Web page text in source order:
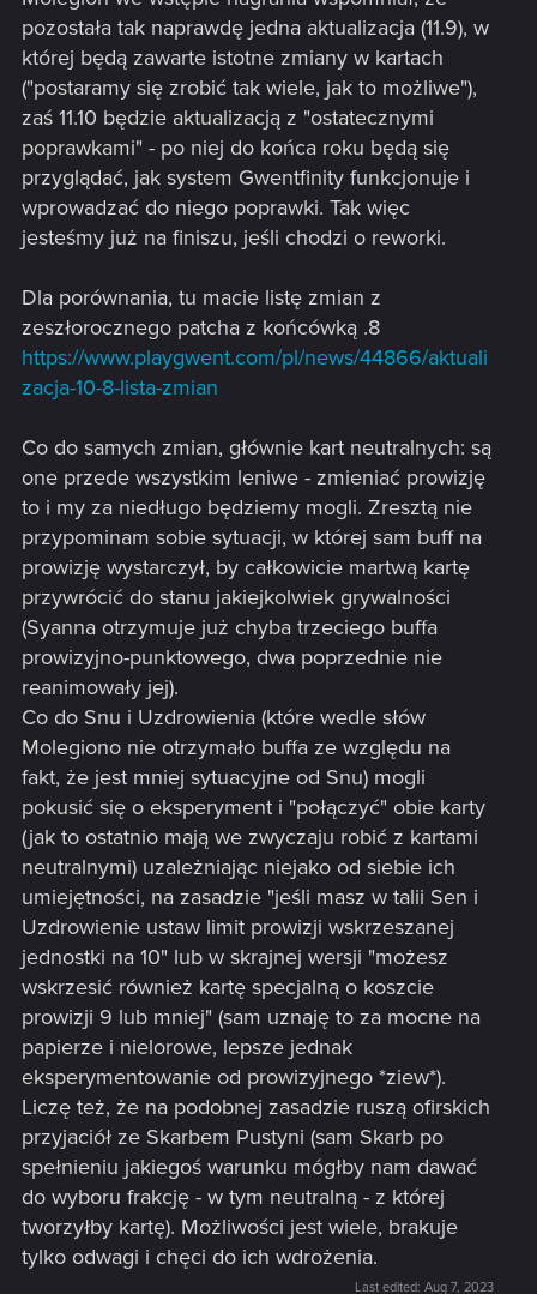
pozostała tak naprawdę jedna aktualizacja (11.9), w
której będą zawarte istotne zmiany w kartach
("postaramy się zrobić tak wiele, jak to możliwe"),
zaś 11.10 będzie aktualizacją z "ostatecznymi
poprawkami" - po niej do końca roku będą się
przyglądać, jak system Gwentfinity funkcjonuje i
wprowadzać do niego poprawki. Tak więc
jesteśmy już na finiszu, jeśli chodzi o reworki.
Dla porównania, tu macie listę zmian z
zeszłorocznego patcha z końcówką .8
https://www.playgwent.com/pl/news/44866/aktuali
zacja-10-8-lista-zmian
Co do samych zmian, głównie kart neutralnych: są
one przede wszystkim leniwe - zmieniać prowizję
to i my za niedługo będziemy mogli. Zresztą nie
przypominam sobie sytuacji, w której sam buff na
prowizję wystarczył, by całkowicie martwą kartę
przywrócić do stanu jakiejkolwiek grywalności
(Syanna otrzymuje już chyba trzeciego buffa
prowizyjno-punktowego, dwa poprzednie nie
reanimowały jej).
Co do Snu i Uzdrowienia (które wedle słów
Molegiono nie otrzymało buffa ze względu na
fakt, że jest mniej sytuacyjne od Snu) mogli
pokusić się o eksperyment i "połączyć" obie karty
(jak to ostatnio mają we zwyczaju robić z kartami
neutralnymi) uzależniając niejako od siebie ich
umiejętności, na zasadzie "jeśli masz w talii Sen i
Uzdrowienie ustaw limit prowizji wskrzeszanej
jednostki na 10" lub w skrajnej wersji "możesz
wskrzesić również kartę specjalną o koszcie
prowizji 9 lub mniej" (sam uznaję to za mocne na
papierze i nielorowe, lepsze jednak
eksperymentowanie od prowizyjnego *ziew*).
Liczę też, że na podobnej zasadzie ruszą ofirskich
przyjaciół ze Skarbem Pustyni (sam Skarb po
spełnieniu jakiegoś warunku mógłby nam dawać
do wyboru frakcję - w tym neutralną - z której
tworzyłby kartę). Możliwości jest wiele, brakuje
tylko odwagi i chęci do ich wdrożenia.
Last edited: Aug 7, 2023